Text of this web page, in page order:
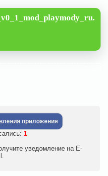
приложения
1
уведомление на E-